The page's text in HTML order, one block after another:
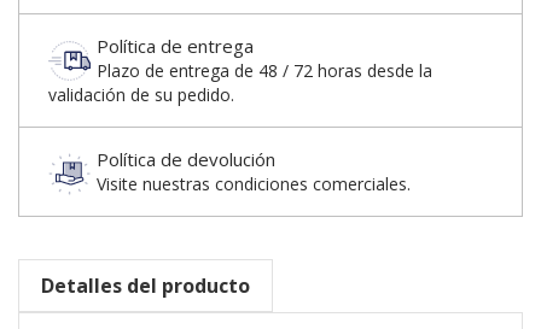
Política de entrega
Plazo de entrega de 48 / 72 horas desde la
validación de su pedido.
Política de devolución
Visite nuestras condiciones comerciales.
Detalles del producto